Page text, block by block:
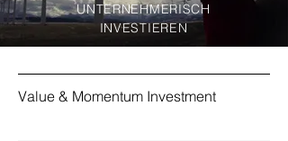
UNTERNEHMERISCH
INVESTIEREN
Value & Momentum Investment